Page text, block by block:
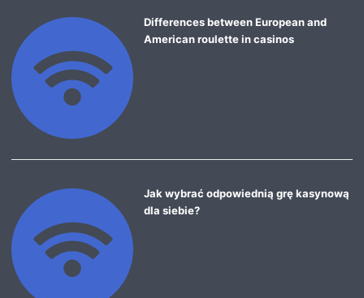
Differences between European and
American roulette in casinos
Jak wybrać odpowiednią grę kasynową
dla siebie?